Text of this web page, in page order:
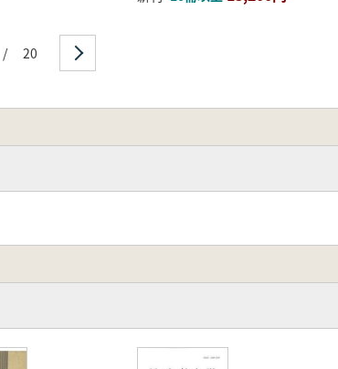
の展開
代葬地
を手掛かりに
造と機能
所在の資料から
氏族
へ
検討
いて
/ 20